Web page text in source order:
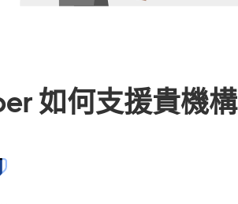
如何支援貴機構